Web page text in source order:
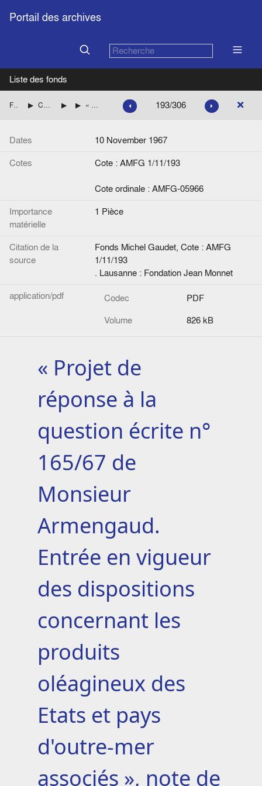
Portail des archives
Liste des fonds
Fonds Michel Gaudet Consultations du Service juridique des exécutifs européens Questions écrites
« Projet de réponse à la question écrite n° 165/67 de Monsieur Armengaud. Entrée en vigueur des dispositions concernant les produits oléagineux des Etats et pays d'outre-mer associés », note de Claus-Dieter Ehlermann 193/306
Dates
10 November 1967
Cotes
Cote : AMFG 1/11/193
Cote ordinale : AMFG-05966
Importance
matérielle
1 Pièce
Citation de la
source
Fonds Michel Gaudet, Cote : AMFG
1/11/193
. Lausanne : Fondation Jean Monnet
application/pdf
Codec
PDF
Volume
826 kB
« Projet de
réponse à la
question écrite n°
165/67 de
Monsieur
Armengaud.
Entrée en vigueur
des dispositions
concernant les
produits
oléagineux des
Etats et pays
d'outre-mer
associés », note de